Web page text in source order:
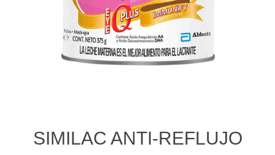
SIMILAC ANTI-REFLUJO